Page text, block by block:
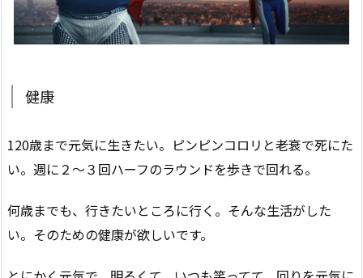
健康
120歳まで元気に生きたい。ピンピンコロリと老衰で死にた
い。週に２〜３回ハーフのラウンドを歩きで回れる。
何歳までも、行きたいところに行く。そんな生活がした
い。そのための健康が欲しいです。